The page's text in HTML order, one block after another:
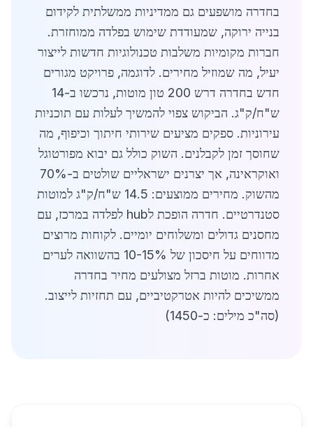
בחדרה מושפעים גם ממדיניות ממשלתית לקידום
בנייה ירוקה, שמעודדת שימוש בפלדה ממוחזרת.
חברות מקומיות משלבות טכנולוגיות חדשות לייצור
יעיל, מה שמוזיל מחירים. לדוגמה, פרויקט מגורים
חדש בחדרה דרש 200 טון מוטות, נרכשו ב-14
ש"ח/ק"ג. הביקוש צפוי להמשיך לעלות עם תוכניות
עירוניות. ספקים מציעים שירותי חיתוך וכיפוף, מה
שחוסך זמן לקבלנים. השוק כולל גם יבוא מפורטוגל
ואוקראינה, אך יצרנים ישראליים שולטים ב-70%
מהשוק. מחירים ממוצעים: 14.5 ש"ח/ק"ג למוטות
סטנדרטיים. חדרה הופכת לhub לפלדה במרכז, עם
מחסנים גדולים ומשלוחים יומיים. לקוחות מרוצים
מדווחים על חיסכון של 10-15% בהשוואה לערים
אחרות. מוטות ברזל מצולעים מחיר בחדרה
ממשיכים להיות אטרקטיביים, עם תחזיות לייצוב.
(סה"כ מילים: כ-1450)